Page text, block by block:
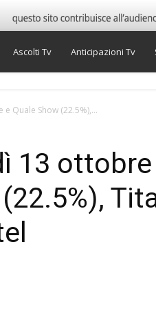
Ascolti Tv Anticipazioni Tv
Quale Show (22.5%),...
13 ottobre